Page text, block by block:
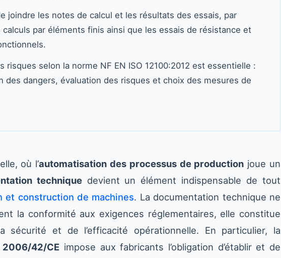
joindre les notes de calcul et les résultats des essais, par
calculs par éléments finis ainsi que les essais de résistance et
risques selon la norme NF EN ISO 12100:2012 est essentielle :
des dangers, évaluation des risques et choix des mesures de
où l’automatisation des processus de production joue un
techniquedevient un élément indispensable de tout
et construction de machines. La documentation technique ne
la conformité aux exigences réglementaires, elle constitue
sécurité et de l’efficacité opérationnelle. En particulier, la
2006/42/CE impose aux fabricants l’obligation d’établir et de